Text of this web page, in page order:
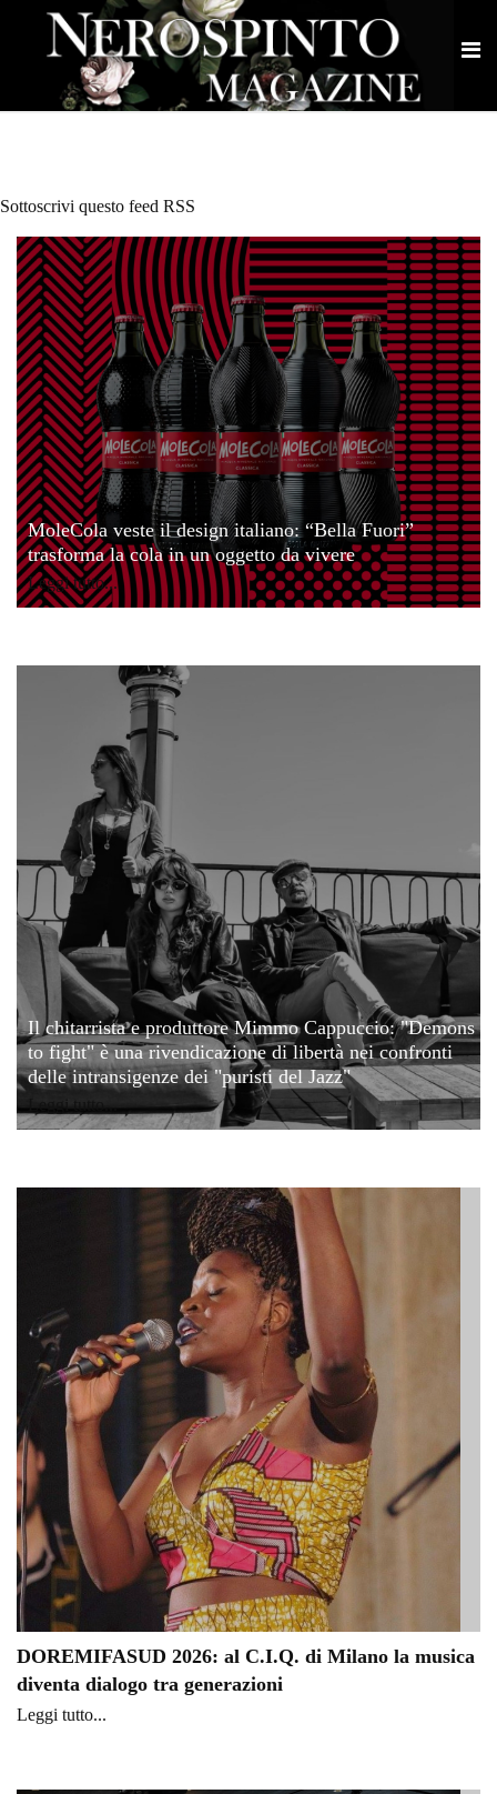
Sottoscrivi questo feed RSS
MoleCola veste il design italiano: “Bella Fuori”
trasforma la cola in un oggetto da vivere
Leggi tutto...
Il chitarrista e produttore Mimmo Cappuccio: "Demons
to fight" è una rivendicazione di libertà nei confronti
delle intransigenze dei "puristi del Jazz"
Leggi tutto...
DOREMIFASUD 2026: al C.I.Q. di Milano la musica
diventa dialogo tra generazioni
Leggi tutto...